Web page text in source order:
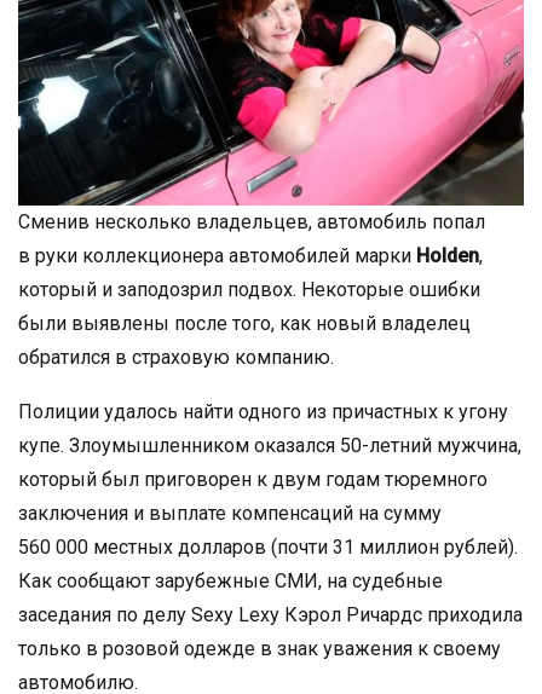
Сменив несколько владельцев, автомобиль попал
в руки коллекционера автомобилей марки Holden,
который и заподозрил подвох. Некоторые ошибки
были выявлены после того, как новый владелец
обратился в страховую компанию.
Полиции удалось найти одного из причастных к угону
купе. Злоумышленником оказался 50-летний мужчина,
который был приговорен к двум годам тюремного
заключения и выплате компенсаций на сумму
560 000 местных долларов (почти 31 миллион рублей).
Как сообщают зарубежные СМИ, на судебные
заседания по делу Sexy Lexy Кэрол Ричардс приходила
только в розовой одежде в знак уважения к своему
автомобилю.